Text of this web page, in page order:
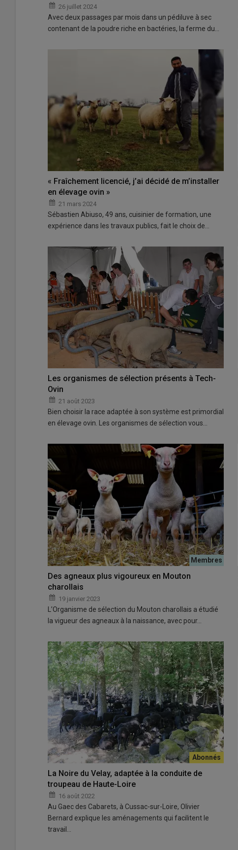
26 juillet 2024
Avec deux passages par mois dans un pédiluve à sec
contenant de la poudre riche en bactéries, la ferme du…
« Fraîchement licencié, j’ai décidé de m’installer
en élevage ovin »
21 mars 2024
Sébastien Abiuso, 49 ans, cuisinier de formation, une
expérience dans les travaux publics, fait le choix de…
Les organismes de sélection présents à Tech-
Ovin
21 août 2023
Bien choisir la race adaptée à son système est primordial
en élevage ovin. Les organismes de sélection vous…
Des agneaux plus vigoureux en Mouton
charollais
19 janvier 2023
L’Organisme de sélection du Mouton charollais a étudié
la vigueur des agneaux à la naissance, avec pour…
La Noire du Velay, adaptée à la conduite de
troupeau de Haute-Loire
16 août 2022
Au Gaec des Cabarets, à Cussac-sur-Loire, Olivier
Bernard explique les aménagements qui facilitent le
travail…